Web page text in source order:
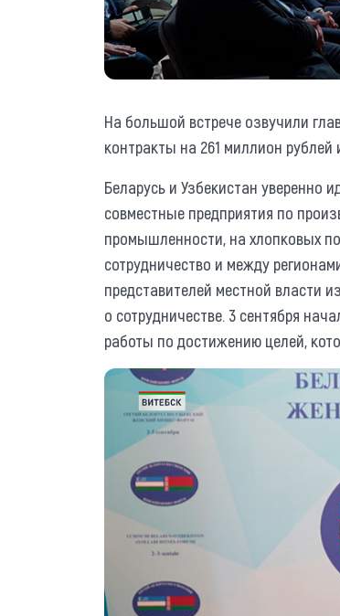
На большой встрече озвучили
контракты на 261 миллион рублей
Беларусь и Узбекистан уверенно
совместные предприятия по
промышленности, на хлопковых
сотрудничество и между
представителей местной власти
о сотрудничестве. 3 сентября
работы по достижению целей,